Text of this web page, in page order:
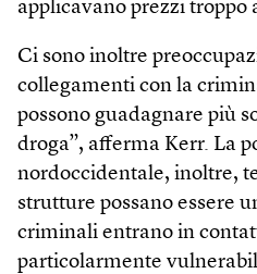
applicavano prezzi troppo
Ci sono inoltre
collegamenti con la
possono guadagnare più
droga”, afferma Kerr. La
nordoccidentale, inoltre,
strutture possano essere
criminali entrano in
particolarmente